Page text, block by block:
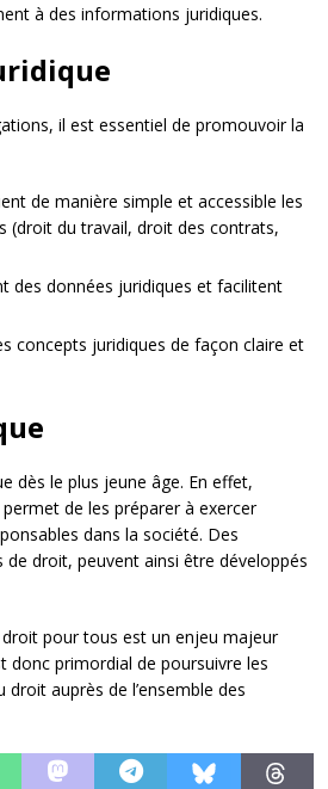
à des informations juridiques.
il est essentiel de promouvoir la
de manière simple et accessible les
(droit du travail, droit des contrats,
des données juridiques et facilitent
concepts juridiques de façon claire et
dès le plus jeune âge. En effet,
de les préparer à exercer
dans la société. Des
droit, peuvent ainsi être développés
droit pour tous est un enjeu majeur
donc primordial de poursuivre les
auprès de l’ensemble des